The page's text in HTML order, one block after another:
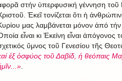
στήν ὑπερφυσική γέννηση τοῦ
Ἐκεῖ τονίζεται ὅτι ἡ
μας λαμβάνεται μόνον ἀπό
εἶναι κι Ἐκείνη εἶναι ἀπόγονος
ὕμνος τοῦ Γενεσίου τῆς
ἐξ ὀσφύος τοῦ Δαβίδ, ἡ θεόπαις
.